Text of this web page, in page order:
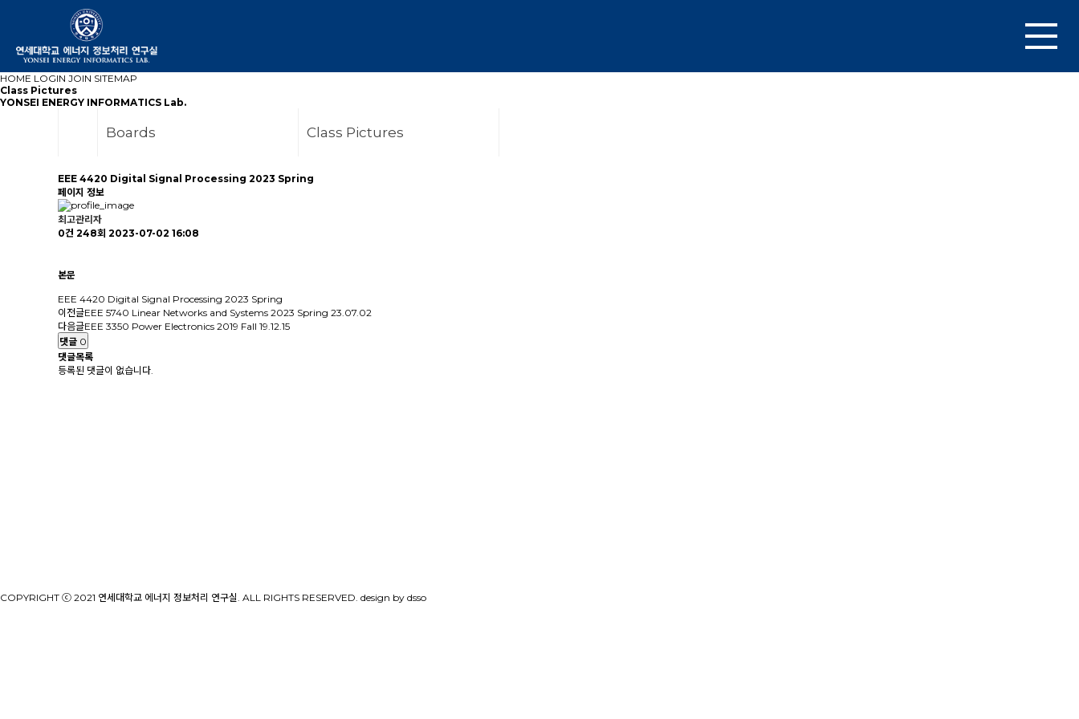
HOME LOGIN JOIN SITEMAP
Class Pictures
YONSEI ENERGY INFORMATICS Lab.
Boards Class Pictures
EEE 4420 Digital Signal Processing 2023 Spring
페이지 정보
최고관리자
0건 248회 2023-07-02 16:08
본문
EEE 4420 Digital Signal Processing 2023 Spring
이전글EEE 5740 Linear Networks and Systems 2023 Spring 23.07.02
다음글EEE 3350 Power Electronics 2019 Fall 19.12.15
댓글 0
댓글목록
등록된 댓글이 없습니다.
COPYRIGHT ⓒ 2021 연세대학교 에너지 정보처리 연구실. ALL RIGHTS RESERVED. design by dsso